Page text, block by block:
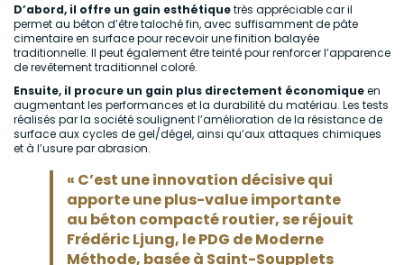
D’abord, il offre un gain esthétiquetrès appréciable car il
permet au béton d’être taloché fin, avec suffisamment de pâte
cimentaire en surface pour recevoir une finition balayée
traditionnelle. Il peut également être teinté pour renforcer l’apparence
de revêtement traditionnel coloré.
Ensuite, il procure un gain plus directement économiqueen
augmentant les performances et la durabilité du matériau. Les tests
réalisés par la société soulignent l’amélioration de la résistance de
surface aux cycles de gel/dégel, ainsi qu’aux attaques chimiques
et à l’usure par abrasion.
« C’est une innovation décisive qui
apporte une plus-value importante
au béton compacté routier, se réjouit
Frédéric Ljung, le PDG de Moderne
Méthode, basée à Saint-Soupplets